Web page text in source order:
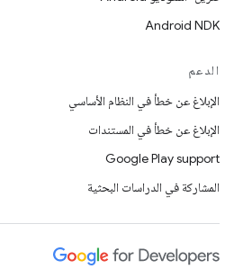
Android NDK
الدعم
الإبلاغ عن خطأ في النظام الأساسي
الإبلاغ عن خطأ في المستندات
Google Play support
المشاركة في الدراسات البحثية